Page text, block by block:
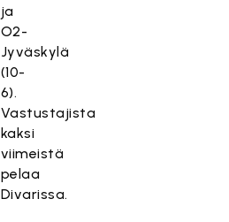
ja
O2-
Jyväskylä
(10-
6).
Vastustajista
kaksi
viimeistä
pelaa
Divarissa.